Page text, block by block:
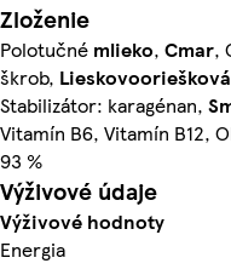
Zloženie
Polotučné mlieko, Cmar,
škrob, Lieskovooriešková
Stabilizátor: karagénan,
Vitamín B6, Vitamín B12,
93 %
Výživové údaje
Výživové hodnoty
Energia